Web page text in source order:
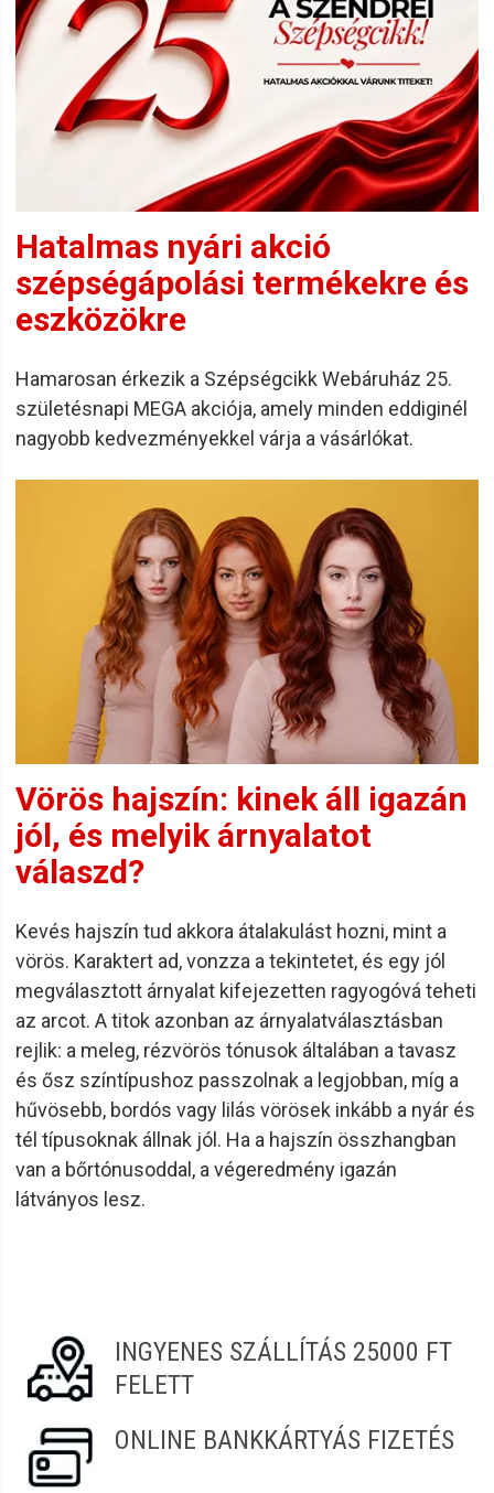
Hatalmas nyári akció
szépségápolási termékekre és
eszközökre
Hamarosan érkezik a Szépségcikk Webáruház 25.
születésnapi MEGA akciója, amely minden eddiginél
nagyobb kedvezményekkel várja a vásárlókat.
Vörös hajszín: kinek áll igazán
jól, és melyik árnyalatot
válaszd?
Kevés hajszín tud akkora átalakulást hozni, mint a
vörös. Karaktert ad, vonzza a tekintetet, és egy jól
megválasztott árnyalat kifejezetten ragyogóvá teheti
az arcot. A titok azonban az árnyalatválasztásban
rejlik: a meleg, rézvörös tónusok általában a tavasz
és ősz színtípushoz passzolnak a legjobban, míg a
hűvösebb, bordós vagy lilás vörösek inkább a nyár és
tél típusoknak állnak jól. Ha a hajszín összhangban
van a bőrtónusoddal, a végeredmény igazán
látványos lesz.
INGYENES SZÁLLÍTÁS 25000 FT
FELETT
ONLINE BANKKÁRTYÁS FIZETÉS